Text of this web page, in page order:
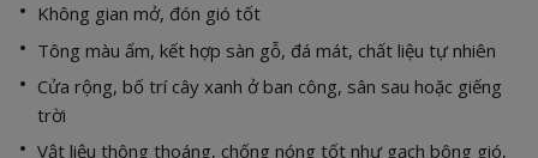
Không gian mở, đón gió tốt
Tông màu ấm, kết hợp sàn gỗ, đá mát, chất liệu tự nhiên
Cửa rộng, bố trí cây xanh ở ban công, sân sau hoặc giếng
trời
Vật liệu thông thoáng, chống nóng tốt như gạch bông gió,